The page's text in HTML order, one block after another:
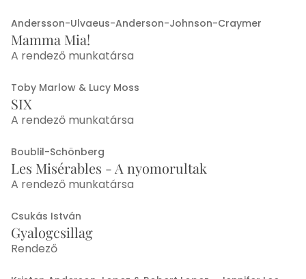
Andersson-Ulvaeus-Anderson-Johnson-Craymer
Mamma Mia!
A rendező munkatársa
Toby Marlow & Lucy Moss
SIX
A rendező munkatársa
Boublil-Schönberg
Les Misérables - A nyomorultak
A rendező munkatársa
Csukás István
Gyalogcsillag
Rendező